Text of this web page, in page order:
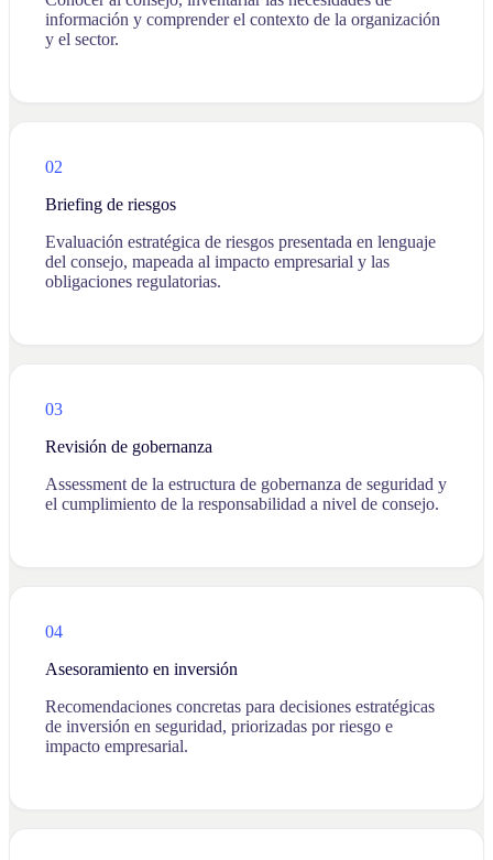
información y comprender el contexto de la organización
y el sector.
02
Briefing de riesgos
Evaluación estratégica de riesgos presentada en lenguaje
del consejo, mapeada al impacto empresarial y las
obligaciones regulatorias.
03
Revisión de gobernanza
Assessment de la estructura de gobernanza de seguridad y
el cumplimiento de la responsabilidad a nivel de consejo.
04
Asesoramiento en inversión
Recomendaciones concretas para decisiones estratégicas
de inversión en seguridad, priorizadas por riesgo e
impacto empresarial.